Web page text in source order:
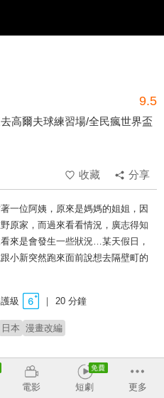
9.5
高爾夫球練習場/全民瘋世界盃
收藏
分享
一位阿姨，原來是媽媽的姐姐，因
原家，而過來看看情況，廣志得知
來是會發生一些狀況…某天假日，
小新突然跑來面前說想去隔壁町的
級 20 分鐘
日本 漫畫改編
電影 短劇 更多